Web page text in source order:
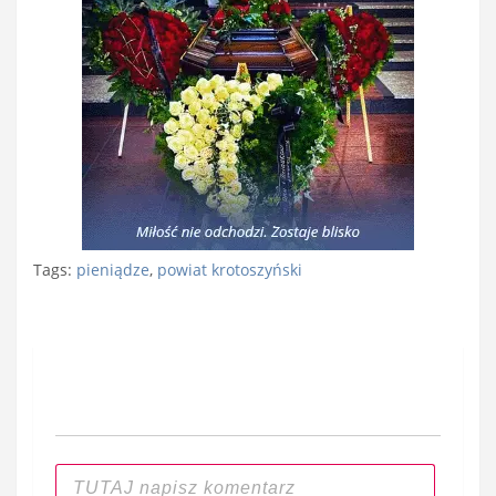
Tags: pieniądze, powiat krotoszyński